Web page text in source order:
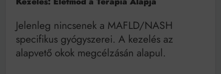
Jelenleg nincsenek a MAFLD/NASH
specifikus gyógyszerei. A kezelés az
alapvető okok megcélzásán alapul.